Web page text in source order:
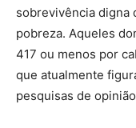
sobrevivência digna
pobreza. Aqueles
417 ou menos por
que atualmente
pesquisas de